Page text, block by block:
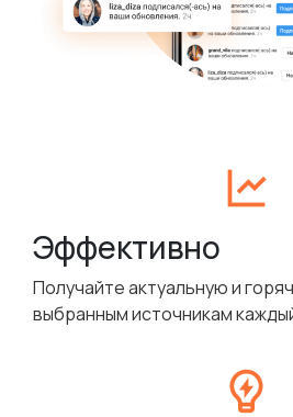
Эффективно
Получайте актуальную и
выбранным источникам